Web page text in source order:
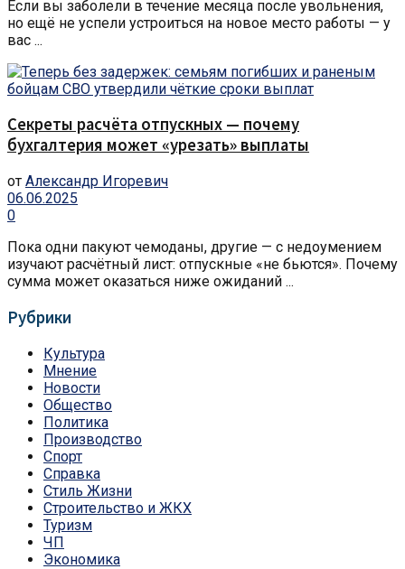
Если вы заболели в течение месяца после увольнения,
но ещё не успели устроиться на новое место работы — у
вас ...
Секреты расчёта отпускных — почему
бухгалтерия может «урезать» выплаты
от Александр Игоревич
06.06.2025
0
Пока одни пакуют чемоданы, другие — с недоумением
изучают расчётный лист: отпускные «не бьются». Почему
сумма может оказаться ниже ожиданий ...
Рубрики
Культура
Мнение
Новости
Общество
Политика
Производство
Спорт
Справка
Стиль Жизни
Строительство и ЖКХ
Туризм
ЧП
Экономика